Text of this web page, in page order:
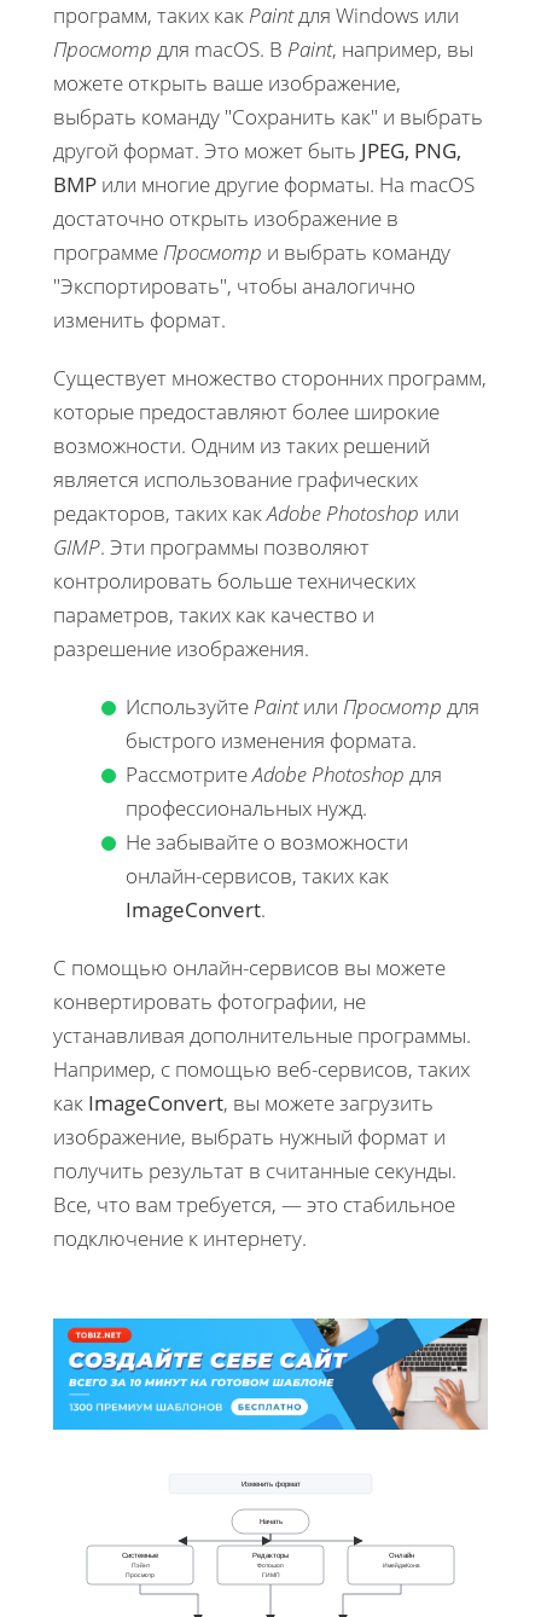
программ, таких как Paintдля Windows или
Просмотр для macOS. В Paint, например, вы
можете открыть ваше изображение,
выбрать команду "Сохранить как" и выбрать
другой формат. Это может быть JPEG, PNG,
BMP или многие другие форматы. На macOS
достаточно открыть изображение в
программе Просмотр и выбрать команду
"Экспортировать", чтобы аналогично
изменить формат.
Существует множество сторонних программ,
которые предоставляют более широкие
возможности. Одним из таких решений
является использование графических
редакторов, таких какAdobe Photoshop или
GIMP. Эти программы позволяют
контролировать больше технических
параметров, таких как качество и
разрешение изображения.
Используйте Paintили Просмотр для
быстрого изменения формата.
РассмотритеAdobe Photoshop для
профессиональных нужд.
Не забывайте о возможности
онлайн-сервисов, таких как
ImageConvert.
С помощью онлайн-сервисов вы можете
конвертировать фотографии, не
устанавливая дополнительные программы.
Например, с помощью веб-сервисов, таких
как ImageConvert, вы можете загрузить
изображение, выбрать нужный формат и
получить результат в считанные секунды.
Все, что вам требуется, — это стабильное
подключение к интернету.
Изменить формат
Начать
Системные
Пэйнт
Просмотр
Редакторы
Фотошоп
ГИМП
Онлайн
ИмейджКонв